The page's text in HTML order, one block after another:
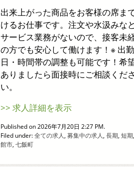
出来上がった商品をお客様の席ま
けるお仕事です。注文や水汲みな
サービス業務がないので、接客未
の方でも安心して働けます！※ 出勤
日・時間帯の調整も可能です！希
ありましたら面接時にご相談くだ
い。
>> 求人詳細を表示
Published on 2026年7月20日 2:27 PM.
Filed under:全ての求人, 募集中の求人, 長期, 短期
館市, 七飯町